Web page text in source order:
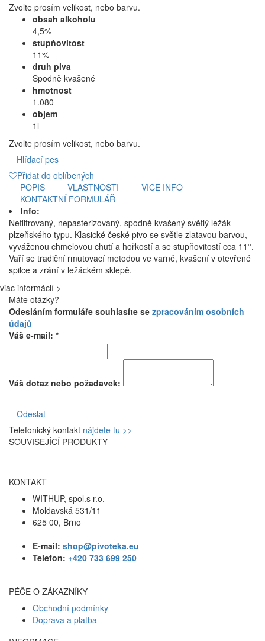
Zvolte prosím velikost, nebo barvu.
obsah alkoholu
4,5%
stupňovitost
11%
druh piva
Spodně kvašené
hmotnost
1.080
objem
1l
Zvolte prosím velikost, nebo barvu.
Hlídací pes
Přidat do oblíbených
POPIS
VLASTNOSTI
VICE INFO
KONTAKTNÍ FORMULÁŘ
Info:
Nefiltrovaný, nepasterizovaný, spodně kvašený světlý ležák
plzeňského typu. Klasické české pivo se světle zlatavou barvou,
vyváženou chmelovou chutí a hořkostí a se stupňovitostí cca 11°.
Vaří se tradiční rmutovací metodou ve varně, kvašení v otevřené
spilce a zrání v ležáckém sklepě.
viac informácií >
Máte otázky?
Odesláním formuláře souhlasíte se zpracováním osobních
údajů
Váš e-mail: *
Váš dotaz nebo požadavek:
Odeslat
Telefonický kontakt nájdete tu >>
SOUVISEJÍCÍ PRODUKTY
KONTAKT
WITHUP, spol.s r.o.
Moldavská 531/11
625 00, Brno
E-mail: shop@pivoteka.eu
Telefon: +420 733 699 250
PÉČE O ZÁKAZNÍKY
Obchodní podmínky
Doprava a platba